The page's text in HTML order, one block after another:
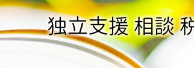
独立支援 相談